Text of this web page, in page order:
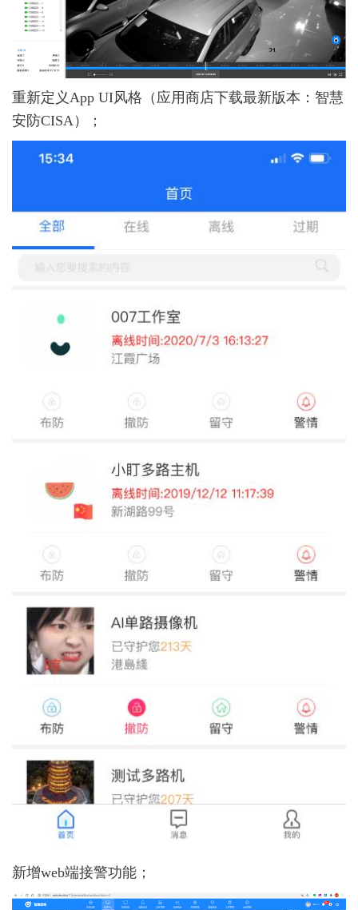
重新定义App UI风格（应用商店下载最新版本：智慧
安防CISA）；
新增web端接警功能；